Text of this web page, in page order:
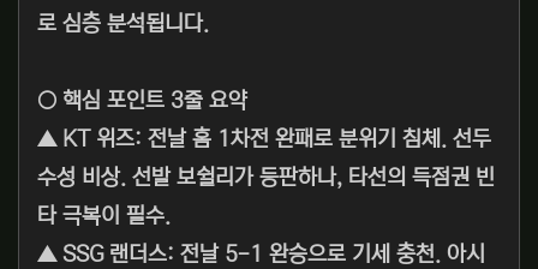
로 심층 분석됩니다.
○ 핵심 포인트 3줄 요약
▲ KT 위즈: 전날 홈 1차전 완패로 분위기 침체. 선두
수성 비상. 선발 보쉴리가 등판하나, 타선의 득점권 빈
타 극복이 필수.
▲ SSG 랜더스: 전날 5-1 완승으로 기세 충천. 아시